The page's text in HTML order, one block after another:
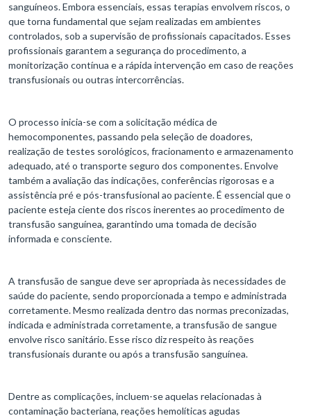
sanguíneos. Embora essenciais, essas terapias envolvem riscos, o
que torna fundamental que sejam realizadas em ambientes
controlados, sob a supervisão de profissionais capacitados. Esses
profissionais garantem a segurança do procedimento, a
monitorização contínua e a rápida intervenção em caso de reações
transfusionais ou outras intercorrências.
O processo inicia-se com a solicitação médica de
hemocomponentes, passando pela seleção de doadores,
realização de testes sorológicos, fracionamento e armazenamento
adequado, até o transporte seguro dos componentes. Envolve
também a avaliação das indicações, conferências rigorosas e a
assistência pré e pós-transfusional ao paciente. É essencial que o
paciente esteja ciente dos riscos inerentes ao procedimento de
transfusão sanguínea, garantindo uma tomada de decisão
informada e consciente.
A transfusão de sangue deve ser apropriada às necessidades de
saúde do paciente, sendo proporcionada a tempo e administrada
corretamente. Mesmo realizada dentro das normas preconizadas,
indicada e administrada corretamente, a transfusão de sangue
envolve risco sanitário. Esse risco diz respeito às reações
transfusionais durante ou após a transfusão sanguínea.
Dentre as complicações, incluem-se aquelas relacionadas à
contaminação bacteriana, reações hemolíticas agudas